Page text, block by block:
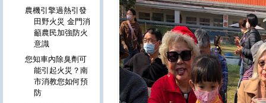
農機引擎過熱引發
田野火災 金門消
籲農民加強防火
意識
您知車內除臭劑可
能引起火災？南
市消教您如何預
防